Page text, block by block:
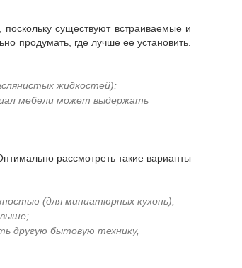
продумать, где лучше ее установить.
жидкостей);
мебели может выдержать
(для миниатюрных кухонь);
другую бытовую технику,